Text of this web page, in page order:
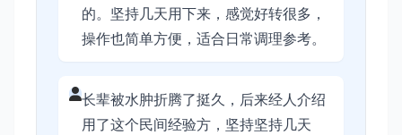
的。坚持几天用下来，感觉好转很多，
操作也简单方便，适合日常调理参考。
长辈被水肿折腾了挺久，后来经人介绍
用了这个民间经验方，坚持坚持几天